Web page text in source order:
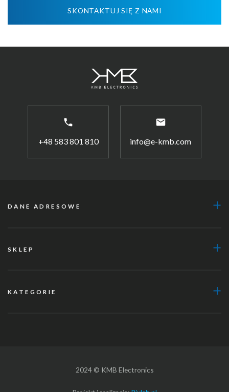
SKONTAKTUJ SIĘ Z NAMI
phone
+48 583 801 810
email
info@e-kmb.com
DANE ADRESOWE
SKLEP
KATEGORIE
2024 © KMB Electronics